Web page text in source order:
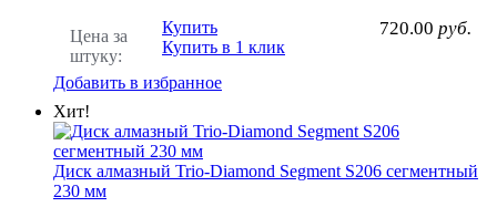
Цена за
штуку:
720.00 руб.
Купить
Купить в 1 клик
Добавить в избранное
Хит!
Диск алмазный Trio-Diamond Segment S206 сегментный
230 мм